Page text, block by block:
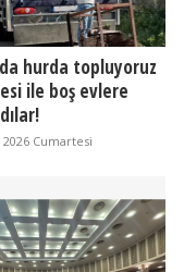
hurda topluyoruz
ile boş evlere
2026 Cumartesi